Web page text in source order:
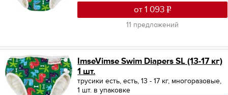
от 1 093
11 предложений
ImseVimse Swim Diapers SL (13-17 кг)
1 шт.
трусики есть, есть, 13 - 17 кг, многоразовые,
1 шт. в упаковке